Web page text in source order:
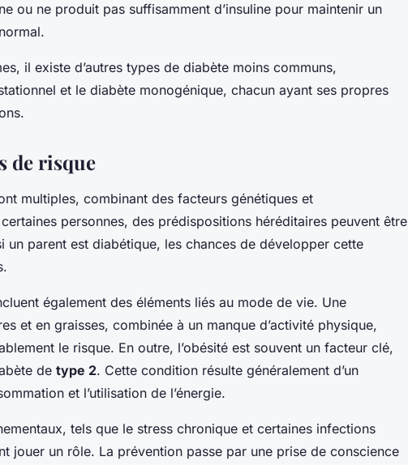
ou ne produit pas suffisamment d’insuline pour maintenir un
il existe d’autres types de diabète moins communs,
et le diabète monogénique, chacun ayant ses propres
de risque
multiples, combinant des facteurs génétiques et
personnes, des prédispositions héréditaires peuvent être
un parent est diabétique, les chances de développer cette
également des éléments liés au mode de vie. Une
et en graisses, combinée à un manque d’activité physique,
le risque. En outre, l’obésité est souvent un facteur clé,
de type 2. Cette condition résulte généralement d’un
et l’utilisation de l’énergie.
tels que le stress chronique et certaines infections
jouer un rôle. La prévention passe par une prise de conscience